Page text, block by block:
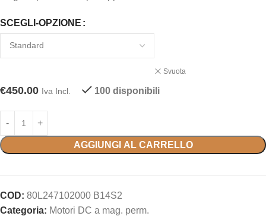
SCEGLI-OPZIONE
Svuota
€450.00 Iva Incl. 100 disponibili
AGGIUNGI AL CARRELLO
COD: 80L247102000 B14S2
Categoria: Motori DC a mag. perm.